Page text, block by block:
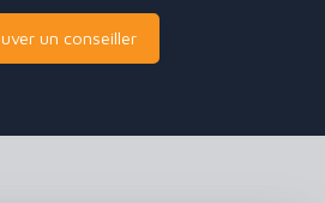
un conseiller